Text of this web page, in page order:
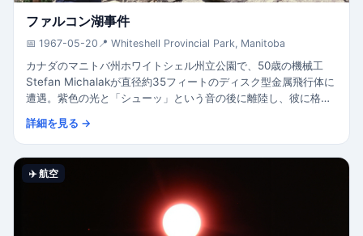
ファルコン湖事件
📅 1967-05-20 📍 Whiteshell Provincial Park, Manitoba
カナダのマニトバ州ホワイトシェル州立公園で、50歳の機械工
Stefan Michalakが直径約35フィートのディスク型金属飛行体に
遭遇。紫色の光と「シューッ」という音の後に離陸し、彼に格子
模様のやけどを負わせた。複数のカナダ政府機関が調査。カナダ
で最もよく文書化された未解決UFO事件。
詳細を見る →
✈️ 航空